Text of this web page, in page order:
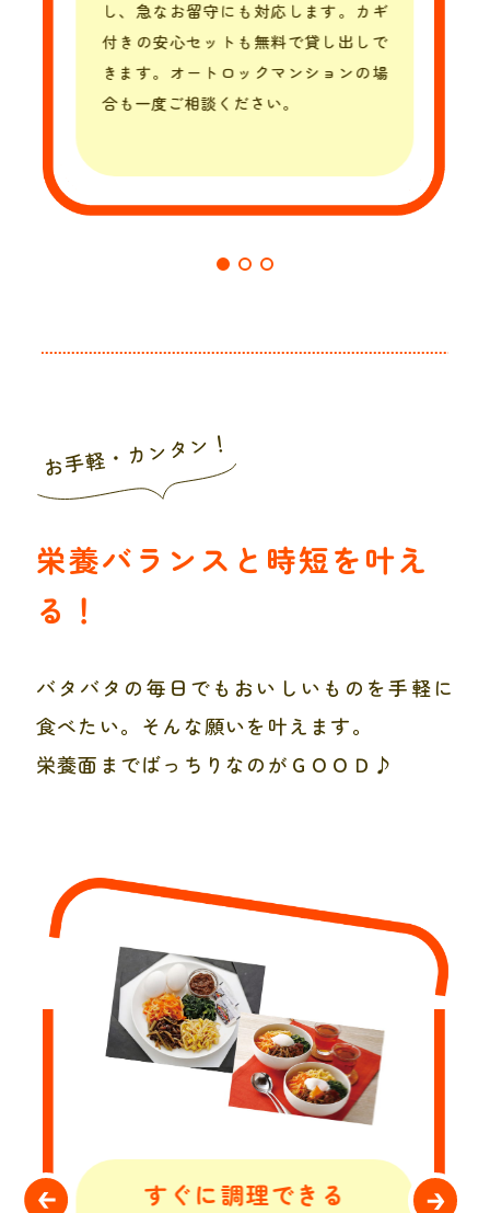
し、急なお留守にも対応します。カギ
付きの安心セットも無料で貸し出しで
きます。オートロックマンションの場
合も一度ご相談ください。
お手軽・カンタン！
栄養バランスと時短を叶え
る！
バタバタの毎日でもおいしいものを手軽に
食べたい。そんな願いを叶えます。
栄養面までばっちりなのがＧＯＯＤ♪
すぐに調理できる